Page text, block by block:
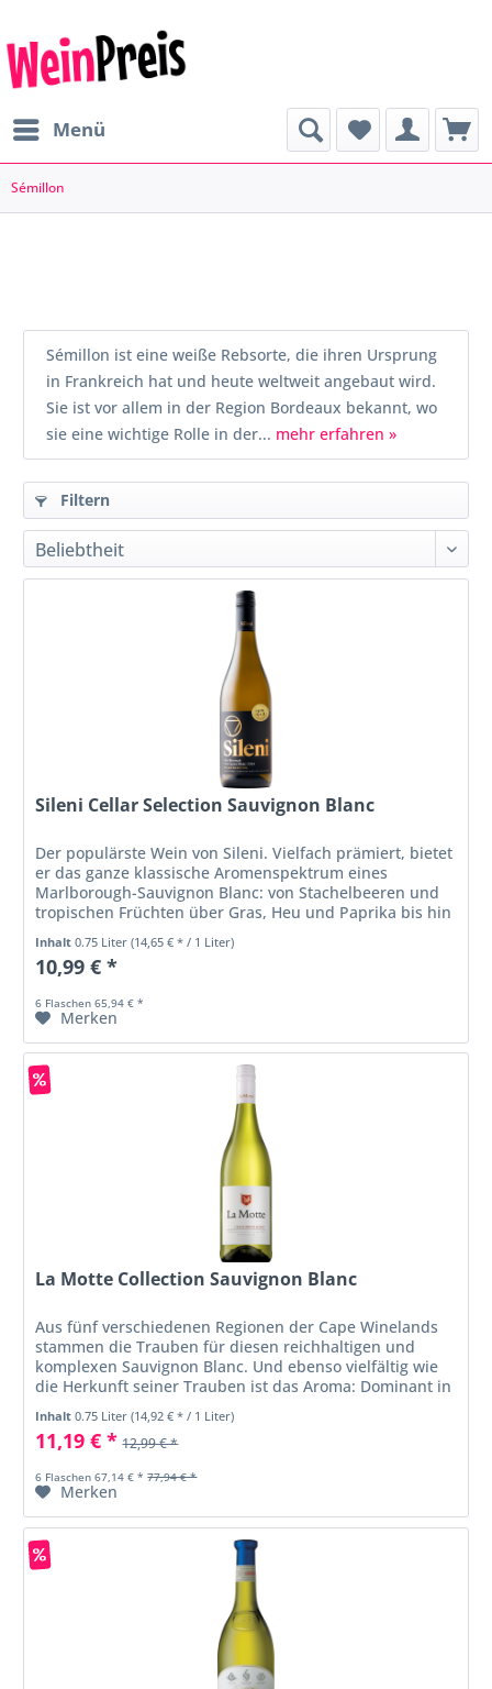
Menü
Sémillon
Sémillon ist eine weiße Rebsorte, die ihren Ursprung
in Frankreich hat und heute weltweit angebaut wird.
Sie ist vor allem in der Region Bordeaux bekannt, wo
sie eine wichtige Rolle in der... mehr erfahren »
Filtern
Sileni Cellar Selection Sauvignon Blanc
Der populärste Wein von Sileni. Vielfach prämiert, bietet
er das ganze klassische Aromenspektrum eines
Marlborough-Sauvignon Blanc: von Stachelbeeren und
tropischen Früchten über Gras, Heu und Paprika bis hin
zu weißen Johannisbeeren und...
Inhalt0.75 Liter(14,65 € * / 1 Liter)
10,99 € *
6 Flaschen 65,94 € *
Merken
La Motte Collection Sauvignon Blanc
Aus fünf verschiedenen Regionen der Cape Winelands
stammen die Trauben für diesen reichhaltigen und
komplexen Sauvignon Blanc. Und ebenso vielfältig wie
die Herkunft seiner Trauben ist das Aroma: Dominant in
der Nase ist die...
Inhalt0.75 Liter(14,92 € * / 1 Liter)
11,19 € * 12,99 € *
6 Flaschen 67,14 € * 77,94 € *
Merken